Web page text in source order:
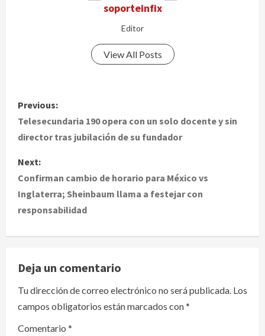
soporteinfix
Editor
View All Posts
P
o
t
n
i
g
a
Previous:
Telesecundaria 190 opera con un solo docente y sin
director tras jubilación de su fundador
Next:
Confirman cambio de horario para México vs
Inglaterra; Sheinbaum llama a festejar con
responsabilidad
Deja un comentario
Tu dirección de correo electrónico no será publicada. Los
campos obligatorios están marcados con*
Comentario *